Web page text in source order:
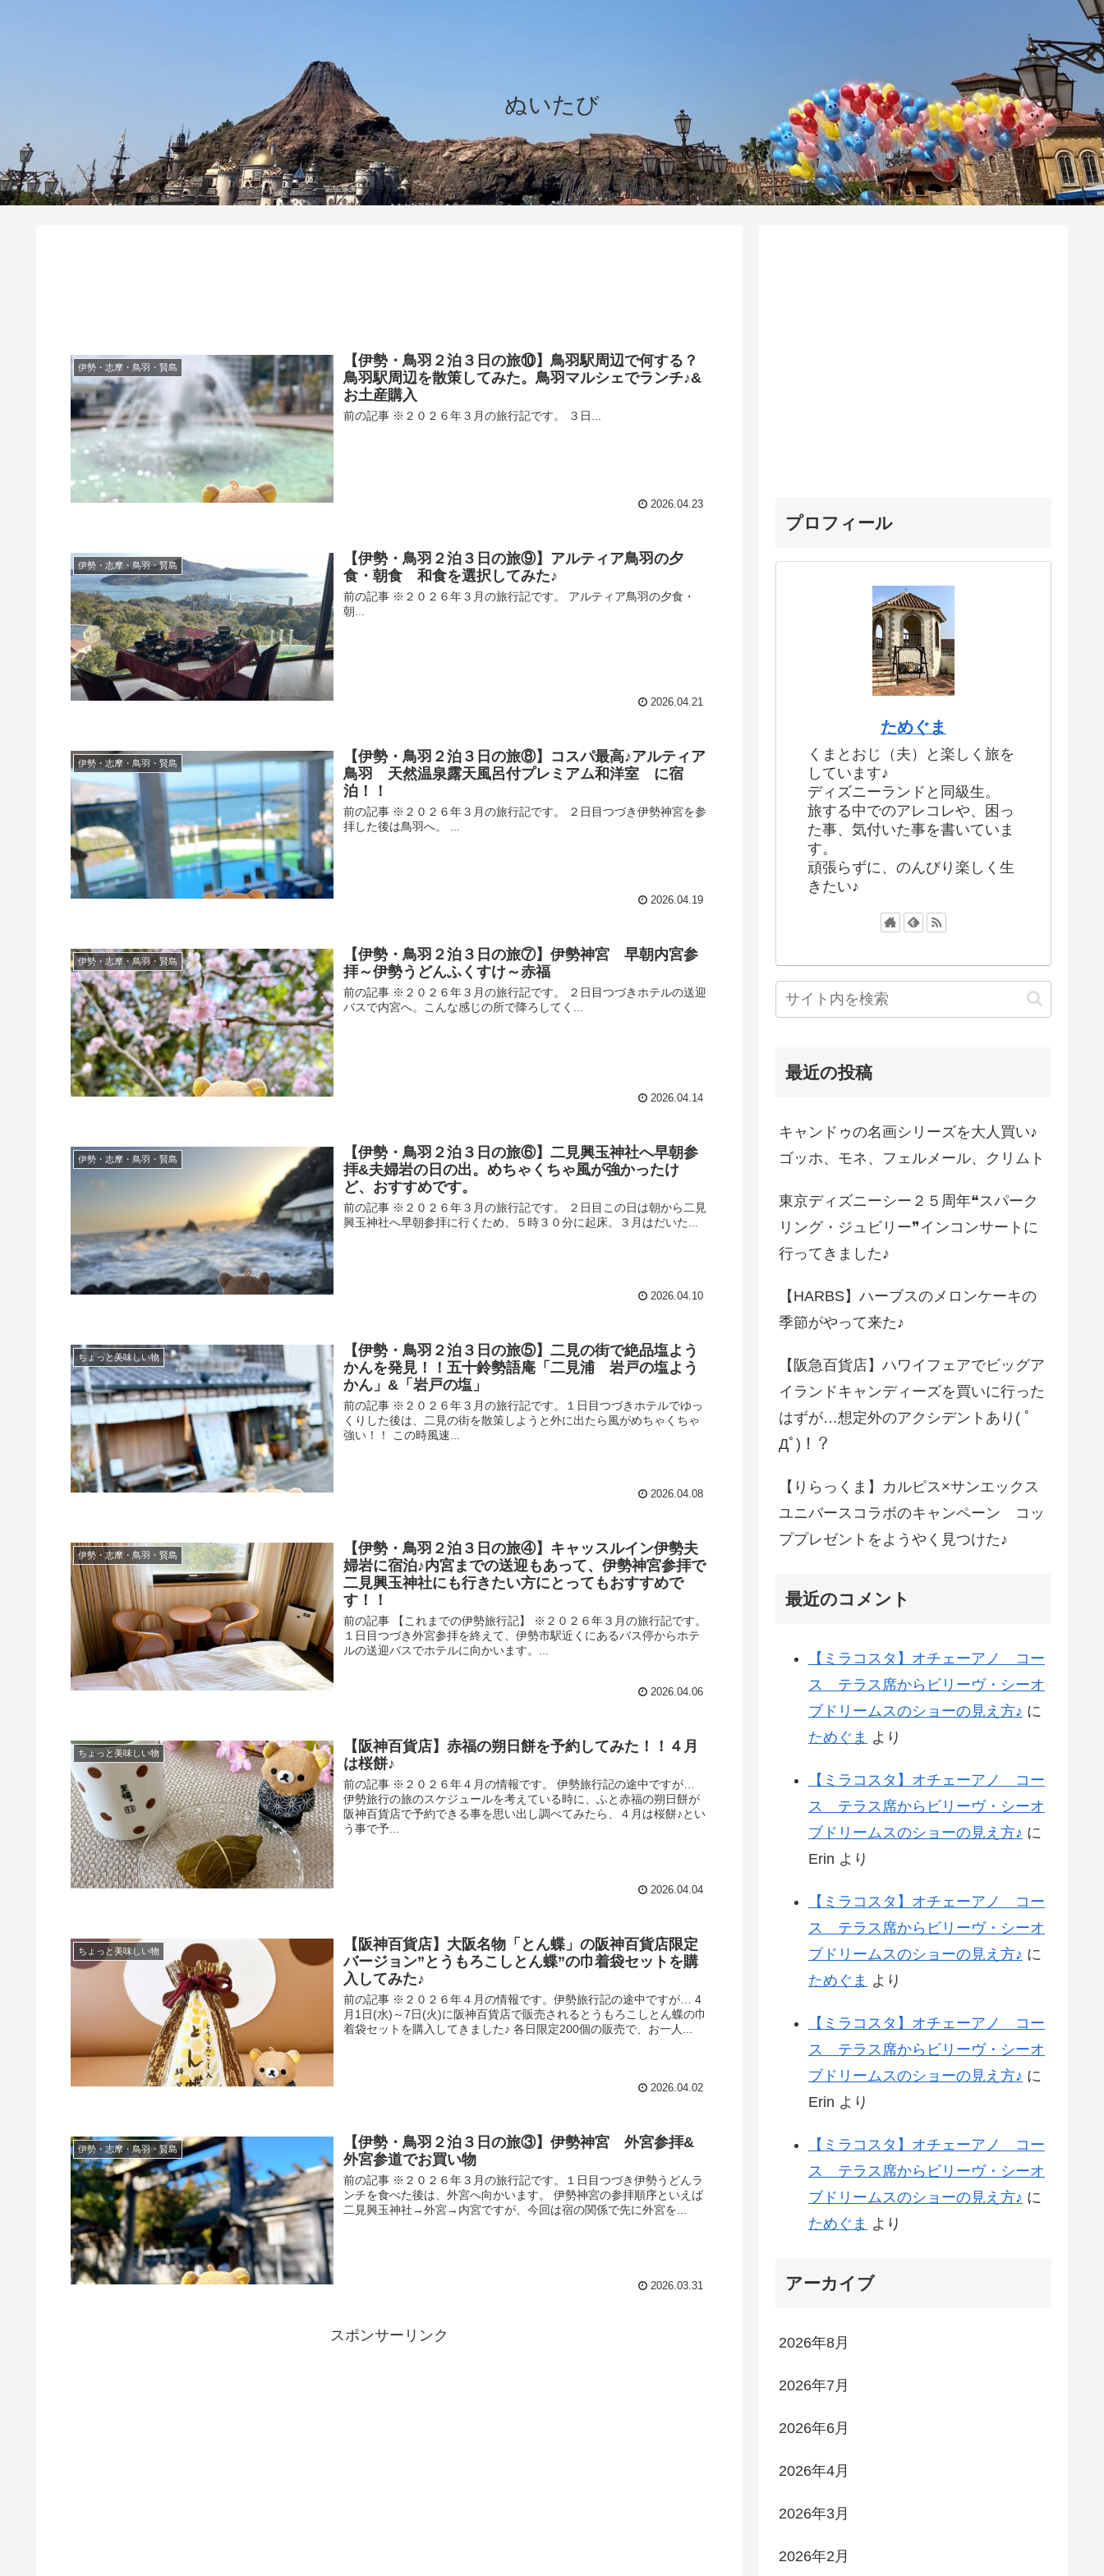
ぬいたび
伊勢・志摩・鳥羽・賢島
【伊勢・鳥羽２泊３日の旅⑩】鳥羽駅周辺で何する？
鳥羽駅周辺を散策してみた。鳥羽マルシェでランチ♪&
お土産購入
前の記事 ※２０２６年３月の旅行記です。 ３日...
2026.04.23
伊勢・志摩・鳥羽・賢島
【伊勢・鳥羽２泊３日の旅⑨】アルティア鳥羽の夕
食・朝食 和食を選択してみた♪
前の記事 ※２０２６年３月の旅行記です。 アルティア鳥羽の夕食・
朝...
2026.04.21
伊勢・志摩・鳥羽・賢島
【伊勢・鳥羽２泊３日の旅⑧】コスパ最高♪アルティア
鳥羽 天然温泉露天風呂付プレミアム和洋室 に宿
泊！！
前の記事 ※２０２６年３月の旅行記です。 ２日目つづき伊勢神宮を参
拝した後は鳥羽へ。 ...
2026.04.19
伊勢・志摩・鳥羽・賢島
【伊勢・鳥羽２泊３日の旅⑦】伊勢神宮 早朝内宮参
拝～伊勢うどんふくすけ～赤福
前の記事 ※２０２６年３月の旅行記です。 ２日目つづきホテルの送迎
バスで内宮へ。こんな感じの所で降ろしてく...
2026.04.14
伊勢・志摩・鳥羽・賢島
【伊勢・鳥羽２泊３日の旅⑥】二見興玉神社へ早朝参
拝&夫婦岩の日の出。めちゃくちゃ風が強かったけ
ど、おすすめです。
前の記事 ※２０２６年３月の旅行記です。 ２日目この日は朝から二見
興玉神社へ早朝参拝に行くため、５時３０分に起床。３月はだいた...
2026.04.10
ちょっと美味しい物
【伊勢・鳥羽２泊３日の旅⑤】二見の街で絶品塩よう
かんを発見！！五十鈴勢語庵「二見浦 岩戸の塩よう
かん」&「岩戸の塩」
前の記事 ※２０２６年３月の旅行記です。１日目つづきホテルでゆっ
くりした後は、二見の街を散策しようと外に出たら風がめちゃくちゃ
強い！！ この時風速...
2026.04.08
伊勢・志摩・鳥羽・賢島
【伊勢・鳥羽２泊３日の旅④】キャッスルイン伊勢夫
婦岩に宿泊♪内宮までの送迎もあって、伊勢神宮参拝で
二見興玉神社にも行きたい方にとってもおすすめで
す！！
前の記事 【これまでの伊勢旅行記】 ※２０２６年３月の旅行記です。
１日目つづき外宮参拝を終えて、伊勢市駅近くにあるバス停からホテ
ルの送迎バスでホテルに向かいます。...
2026.04.06
ちょっと美味しい物
【阪神百貨店】赤福の朔日餅を予約してみた！！４月
は桜餅♪
前の記事 ※２０２６年４月の情報です。 伊勢旅行記の途中ですが…
伊勢旅行の旅のスケジュールを考えている時に、ふと赤福の朔日餅が
阪神百貨店で予約できる事を思い出し調べてみたら、４月は桜餅♪とい
う事で予...
2026.04.04
ちょっと美味しい物
【阪神百貨店】大阪名物「とん蝶」の阪神百貨店限定
バージョン”とうもろこしとん蝶”の巾着袋セットを購
入してみた♪
前の記事 ※２０２６年４月の情報です。伊勢旅行記の途中ですが… 4
月1日(水)～7日(火)に阪神百貨店で販売されるとうもろこしとん蝶の巾
着袋セットを購入してきました♪ 各日限定200個の販売で、お一人...
2026.04.02
伊勢・志摩・鳥羽・賢島
【伊勢・鳥羽２泊３日の旅③】伊勢神宮 外宮参拝&
外宮参道でお買い物
前の記事 ※２０２６年３月の旅行記です。１日目つづき伊勢うどんラ
ンチを食べた後は、外宮へ向かいます。 伊勢神宮の参拝順序といえば
二見興玉神社→外宮→内宮ですが、今回は宿の関係で先に外宮を...
2026.03.31
スポンサーリンク
プロフィール
ためぐま
くまとおじ（夫）と楽しく旅を
しています♪
ディズニーランドと同級生。
旅する中でのアレコレや、困っ
た事、気付いた事を書いていま
す。
頑張らずに、のんびり楽しく生
きたい♪
最近の投稿
キャンドゥの名画シリーズを大人買い♪
ゴッホ、モネ、フェルメール、クリムト
東京ディズニーシー２５周年❝スパーク
リング・ジュビリー❞インコンサートに
行ってきました♪
【HARBS】ハーブスのメロンケーキの
季節がやって来た♪
【阪急百貨店】ハワイフェアでビッグア
イランドキャンディーズを買いに行った
はずが…想定外のアクシデントあり( ﾟ
Дﾟ)！？
【りらっくま】カルピス×サンエックス
ユニバースコラボのキャンペーン コッ
ププレゼントをようやく見つけた♪
最近のコメント
【ミラコスタ】オチェーアノ コー
ス テラス席からビリーヴ・シーオ
ブドリームスのショーの見え方♪ に
ためぐま より
【ミラコスタ】オチェーアノ コー
ス テラス席からビリーヴ・シーオ
ブドリームスのショーの見え方♪ に
Erin より
【ミラコスタ】オチェーアノ コー
ス テラス席からビリーヴ・シーオ
ブドリームスのショーの見え方♪ に
ためぐま より
【ミラコスタ】オチェーアノ コー
ス テラス席からビリーヴ・シーオ
ブドリームスのショーの見え方♪ に
Erin より
【ミラコスタ】オチェーアノ コー
ス テラス席からビリーヴ・シーオ
ブドリームスのショーの見え方♪ に
ためぐま より
アーカイブ
2026年8月
2026年7月
2026年6月
2026年4月
2026年3月
2026年2月